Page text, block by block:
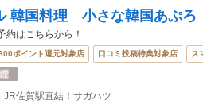
韓国料理 小さな韓国あぷ
約はこちらから！
ポイント還元対象店 口コミ投稿特典対象店 ス
JR佐賀駅直結！サガハツ